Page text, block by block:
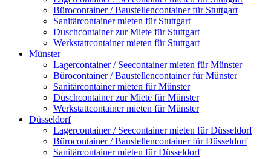
Bürocontainer / Baustellencontainer für Stuttgart
Sanitärcontainer mieten für Stuttgart
Duschcontainer zur Miete für Stuttgart
Werkstattcontainer mieten für Stuttgart
Münster
Lagercontainer / Seecontainer mieten für Münster
Bürocontainer / Baustellencontainer für Münster
Sanitärcontainer mieten für Münster
Duschcontainer zur Miete für Münster
Werkstattcontainer mieten für Münster
Düsseldorf
Lagercontainer / Seecontainer mieten für Düsseldorf
Bürocontainer / Baustellencontainer für Düsseldorf
Sanitärcontainer mieten für Düsseldorf